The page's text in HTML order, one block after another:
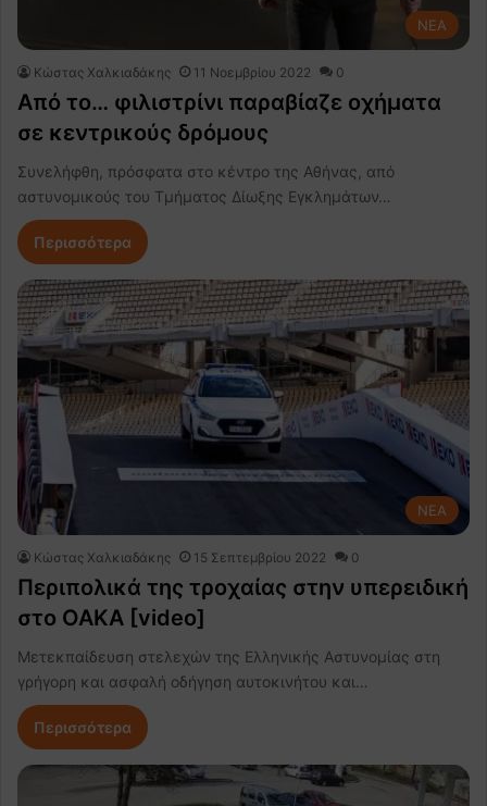
NEA
Κώστας Χαλκιαδάκης 11 Νοεμβρίου 2022 0
Από το… φιλιστρίνι παραβίαζε οχήματα
σε κεντρικούς δρόμους
Συνελήφθη, πρόσφατα στο κέντρο της Αθήνας, από
αστυνομικούς του Τμήματος Δίωξης Εγκλημάτων…
Περισσότερα
NEA
Κώστας Χαλκιαδάκης 15 Σεπτεμβρίου 2022 0
Περιπολικά της τροχαίας στην υπερειδική
στο ΟΑΚΑ [video]
Μετεκπαίδευση στελεχών της Ελληνικής Αστυνομίας στη
γρήγορη και ασφαλή οδήγηση αυτοκινήτου και…
Περισσότερα